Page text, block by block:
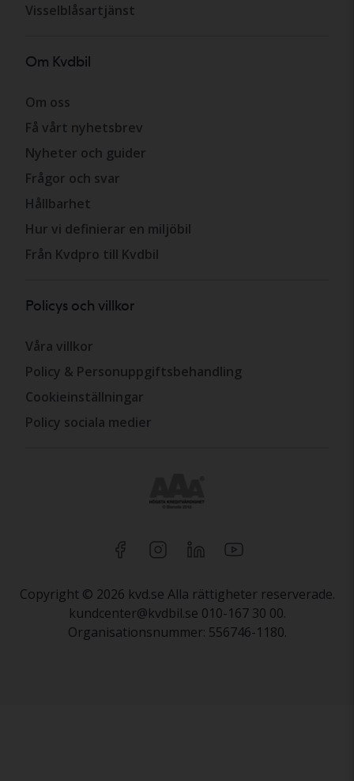
Visselblåsartjänst
Om Kvdbil
Om oss
Få vårt nyhetsbrev
Nyheter och guider
Frågor och svar
Hållbarhet
Hur vi definierar en miljöbil
Från Kvdpro till Kvdbil
Policys och villkor
Våra villkor
Policy & Personuppgiftsbehandling
Cookieinställningar
Policy sociala medier
Copyright © 2026 kvd.se Alla rättigheter reserverade.
kundcenter@kvdbil.se 010-167 30 00.
Organisationsnummer: 556746-1180.